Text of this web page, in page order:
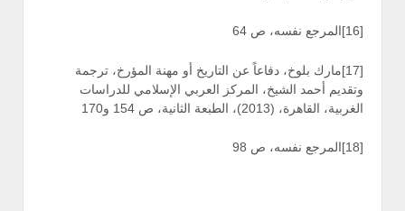
[16]المرجع نفسه، ص 64
[17]مارك بلوخ، دفاعاً عن التاريخ أو مهنة المؤرخ، ترجمة
وتقديم أحمد الشيخ، المركز العربي الإسلامي للدراسات
الغربية، القاهرة، (2013)، الطبعة الثانية، ص 154 و170
[18]المرجع نفسه، ص 98